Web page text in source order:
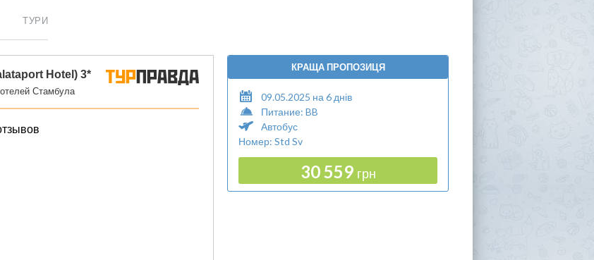
ТУРИ
КРАЩА ПРОПОЗИЦЯ
09.05.2025 на 6 днів
Питание: BB
Автобус
Номер: Std Sv
30 559 грн